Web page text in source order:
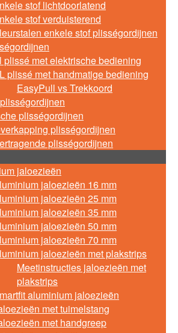
stof lichtdoorlatend
stof verduisterend
enkele stof plisségordijnen
plissé met elektrische bediening
plissé met handmatige bediening
EasyPull vs Trekkoord
plisségordijnen
plisségordijnen
plisségordijnen
jaloezieën
jaloezieën 16 mm
jaloezieën 25 mm
jaloezieën 35 mm
jaloezieën 50 mm
jaloezieën 70 mm
jaloezieën met plakstrips
Meetinstructies jaloezieën met
plakstrips
aluminium jaloezieën
met tuimelstang
met handgreep